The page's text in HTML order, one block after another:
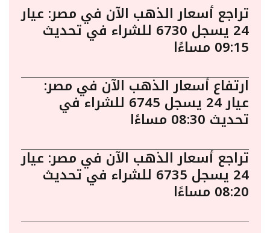
تراجع أسعار الذهب الآن في مصر: عيار
24 يسجل 6730 للشراء في تحديث
09:15 مساءًا
ارتفاع أسعار الذهب الآن في مصر:
عيار 24 يسجل 6745 للشراء في
تحديث 08:30 مساءًا
تراجع أسعار الذهب الآن في مصر: عيار
24 يسجل 6735 للشراء في تحديث
08:20 مساءًا